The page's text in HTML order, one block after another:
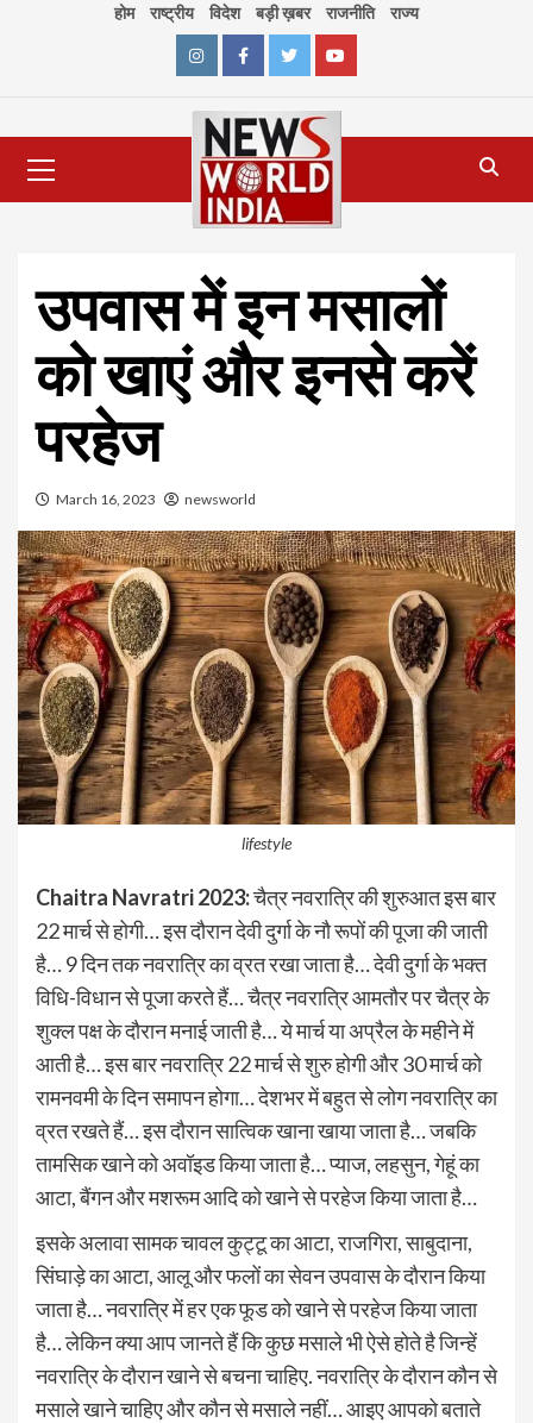
होम राष्ट्रीय विदेश बड़ी ख़बर राजनीति राज्य
InstagramFacebookTwitterYoutube
Menu
उपवास में इन मसालों
को खाएं और इनसे करें
परहेज
March 16, 2023 newsworld
lifestyle
Chaitra Navratri 2023:चैत्र नवरात्रि की शुरुआत इस बार
22 मार्च से होगी… इस दौरान देवी दुर्गा के नौ रूपों की पूजा की जाती
है… 9 दिन तक नवरात्रि का व्रत रखा जाता है… देवी दुर्गा के भक्त
विधि-विधान से पूजा करते हैं… चैत्र नवरात्रि आमतौर पर चैत्र के
शुक्ल पक्ष के दौरान मनाई जाती है… ये मार्च या अप्रैल के महीने में
आती है… इस बार नवरात्रि 22 मार्च से शुरु होगी और 30 मार्च को
रामनवमी के दिन समापन होगा… देशभर में बहुत से लोग नवरात्रि का
व्रत रखते हैं… इस दौरान सात्विक खाना खाया जाता है… जबकि
तामसिक खाने को अवॉइड किया जाता है… प्याज, लहसुन, गेहूं का
आटा, बैंगन और मशरूम आदि को खाने से परहेज किया जाता है…
इसके अलावा सामक चावल कुट्टू का आटा, राजगिरा, साबुदाना,
सिंघाड़े का आटा, आलू और फलों का सेवन उपवास के दौरान किया
जाता है… नवरात्रि में हर एक फूड को खाने से परहेज किया जाता
है… लेकिन क्या आप जानते हैं कि कुछ मसाले भी ऐसे होते है जिन्हें
नवरात्रि के दौरान खाने से बचना चाहिए. नवरात्रि के दौरान कौन से
मसाले खाने चाहिए और कौन से मसाले नहीं… आइए आपको बताते